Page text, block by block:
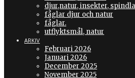
djur,natur, insekter,
fåglar djur och natur
fåglar.
utflyktsmål, natur
ARKIV
Februari 2026
Januari 2026
December 2025
November 2025